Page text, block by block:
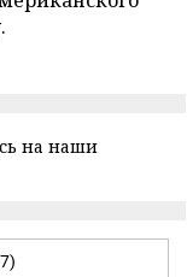
на наши